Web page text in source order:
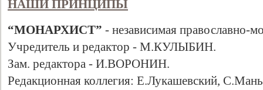
НАШИ ПРИНЦИПЫ
“МОНАРХИСТ” - независимая православно-
Учредитель и редактор - М.КУЛЫБИН.
Зам. редактора - И.ВОРОНИН.
Редакционная коллегия: Е.Лукашевский,